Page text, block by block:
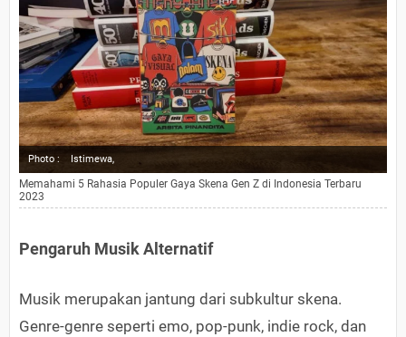
Photo : Istimewa,
Memahami 5 Rahasia Populer Gaya Skena Gen Z di Indonesia Terbaru
2023
Pengaruh Musik Alternatif
Musik merupakan jantung dari subkultur skena.
Genre-genre seperti emo, pop-punk, indie rock, dan